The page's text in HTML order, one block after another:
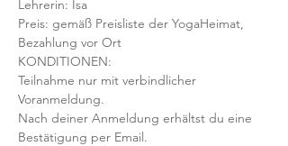
Lehrerin: Isa
Preis: gemäß Preisliste der YogaHeimat,
Bezahlung vor Ort
KONDITIONEN:
Teilnahme nur mit verbindlicher
Voranmeldung.
Nach deiner Anmeldung erhältst du eine
Bestätigung per Email.